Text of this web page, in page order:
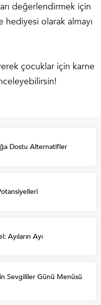
değerlendirmek için
hediyesi olarak almayı
çocuklar için karne
Dostu Alternatifler
Ayıların Ayı
Sevgililer Günü Menüsü